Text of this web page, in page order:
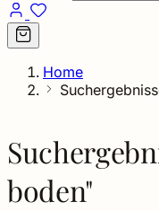
Home
boden"